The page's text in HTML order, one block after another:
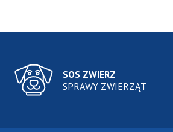
SOS ZWIERZ
SPRAWY ZWIERZĄT